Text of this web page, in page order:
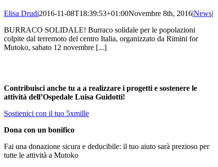
Elisa Drudi2016-11-08T18:39:53+01:00Novembre 8th, 2016|News|
BURRACO SOLIDALE! Burraco solidale per le popolazioni
colpite dal terremoto del centro Italia, organizzato da Rimini for
Mutoko, sabato 12 novembre [...]
Contribuisci anche tu a a realizzare i progetti e sostenere le
attività dell’Ospedale Luisa Guidotti!
Sostienici con il tuo 5xmille
Dona con un bonifico
Fai una donazione sicura e deducibile: il tuo aiuto sarà prezioso per
tutte le attività a Mutoko